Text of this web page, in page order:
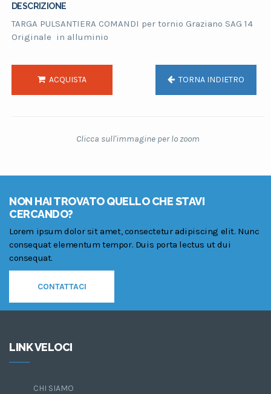
DESCRIZIONE
TARGA PULSANTIERA COMANDI per tornio Graziano SAG 14
Originale in alluminio
ACQUISTA TORNA INDIETRO
Clicca sull'immagine per lo zoom
NON HAI TROVATO QUELLO CHE STAVI
CERCANDO?
Lorem ipsum dolor sit amet, consectetur adipiscing elit. Nunc
consequat elementum tempor. Duis porta lectus ut dui
consequat.
CONTATTACI
LINK VELOCI
CHI SIAMO